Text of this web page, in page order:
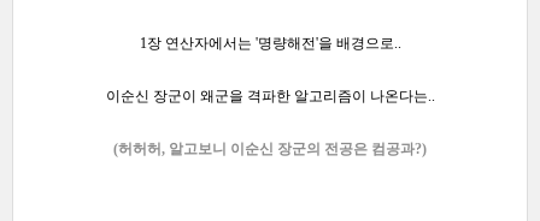
1장 연산자에서는 '명량해전'을 배경으로..
이순신 장군이 왜군을 격파한 알고리즘이 나온다는..
(허허허, 알고보니 이순신 장군의 전공은 컴공과?)